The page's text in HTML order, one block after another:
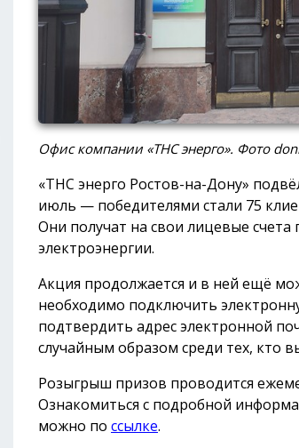
Офис компании «ТНС энерго». Фото
«ТНС энерго Ростов-на-Дону»
июль — победителями стали 75
Они получат на свои лицевые счета
электроэнергии.
Акция продолжается и в ней ещё
необходимо подключить
подтвердить адрес электронной
случайным образом среди тех, кто
Розыгрыш призов проводится
Ознакомиться с подробной
можно по ссылке.